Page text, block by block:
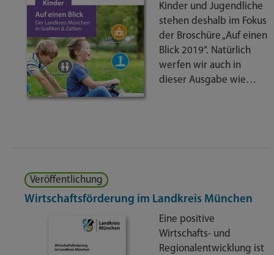
Kinder und Jugendliche
stehen deshalb im Fokus
der Broschüre „Auf einen
Blick 2019“. Natürlich
werfen wir auch in
dieser Ausgabe wie…
Veröffentlichung
Wirtschaftsförderung im Landkreis München
Eine positive
Wirtschafts- und
Regionalentwicklung ist